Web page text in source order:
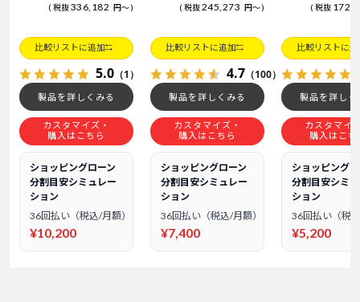
税抜336,182 円～
比較リストに追加
5.0 （1）
製品を詳しくみる
カスタマイズ・
購入はこちら
ショッピングローン
分割目安シミュレー
ション
36回払い（税込/月額）
¥10,200
税抜245,273 円～
比較リストに追加
4.7 （100）
製品を詳しくみる
カスタマイズ・
購入はこちら
ショッピングローン
分割目安シミュレー
ション
36回払い（税込/月額）
¥7,400
税抜
比較リストに追
製品を詳しく
カスタマイ
購入はこち
ショッピング
分割目安シミ
ション
36回払い（税
¥5,200